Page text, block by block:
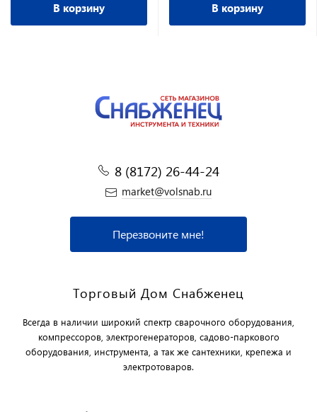
В корзину В корзину
8 (8172) 26-44-24
market@volsnab.ru
Перезвоните мне!
Торговый Дом Снабженец
Всегда в наличии широкий спектр сварочного оборудования,
компрессоров, электрогенераторов, садово-паркового
оборудования, инструмента, а так же сантехники, крепежа и
электротоваров.